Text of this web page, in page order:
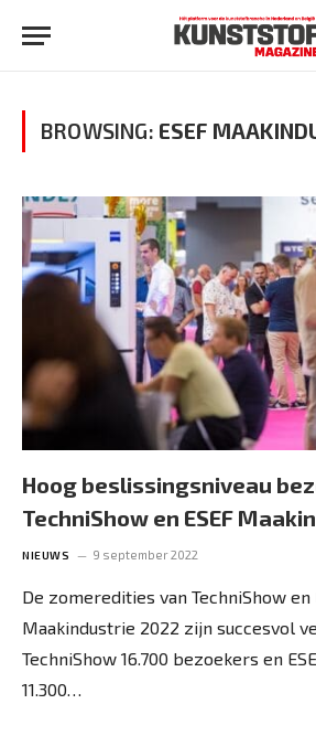
BROWSING: ESEF
Hoog beslissingsniveau
TechniShow en ESEF
NIEUWS 9 september 2022
De zomeredities van TechniShow en
Maakindustrie 2022 zijn succesvol
TechniShow 16.700 bezoekers en
11.300…